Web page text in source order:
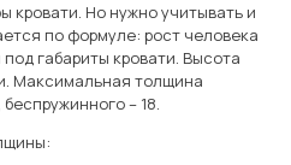
кровати. Но нужно учитывать и
по формуле: рост человека
габариты кровати. Высота
Максимальная толщина
– 18.